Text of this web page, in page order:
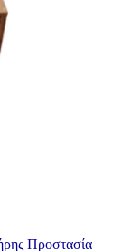
Προστασία